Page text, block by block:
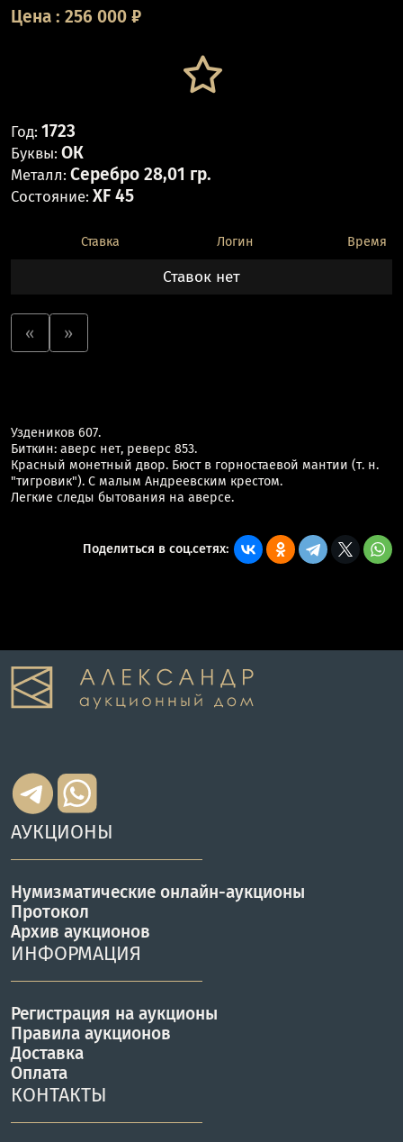
Цена : 256 000 ₽
Год: 1723
Буквы: ОК
Металл: Серебро 28,01 гр.
Состояние: XF 45
Ставка Логин Время
Ставок нет
« »
Уздеников 607.
Биткин: аверс нет, реверс 853.
Красный монетный двор. Бюст в горностаевой мантии (т. н.
"тигровик"). С малым Андреевским крестом.
Легкие следы бытования на аверсе.
Поделиться в соц.сетях:
АУКЦИОНЫ
Нумизматические онлайн-аукционы
Протокол
Архив аукционов
ИНФОРМАЦИЯ
Регистрация на аукционы
Правила аукционов
Доставка
Оплата
КОНТАКТЫ